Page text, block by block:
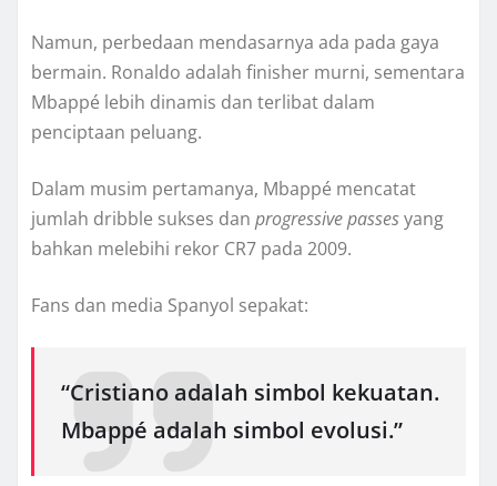
Namun, perbedaan mendasarnya ada pada gaya
bermain. Ronaldo adalah finisher murni, sementara
Mbappé lebih dinamis dan terlibat dalam
penciptaan peluang.
Dalam musim pertamanya, Mbappé mencatat
jumlah dribble sukses dan progressive passesyang
bahkan melebihi rekor CR7 pada 2009.
Fans dan media Spanyol sepakat:
“Cristiano adalah simbol kekuatan.
Mbappé adalah simbol evolusi.”